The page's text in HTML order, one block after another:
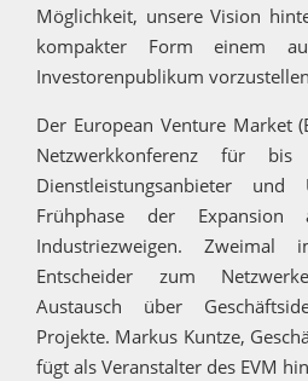
Möglichkeit, unsere Vision
kompakter Form einem
Investorenpublikum
Der European Venture Market
Netzwerkkonferenz für
Dienstleistungsanbieter
Frühphase der Expansion
Industriezweigen.
Entscheider zum
Austausch über
Projekte. Markus Kuntze,
fügt als Veranstalter des EVM